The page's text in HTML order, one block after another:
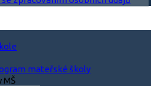
mateřské školy